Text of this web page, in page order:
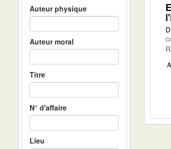
Auteur physique
Auteur moral
Titre
N° d'affaire
Lieu